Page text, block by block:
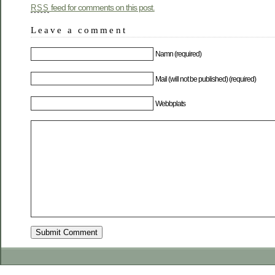
RSS feed for comments on this post.
Leave a comment
Namn (required)
Mail (will not be published) (required)
Webbplats